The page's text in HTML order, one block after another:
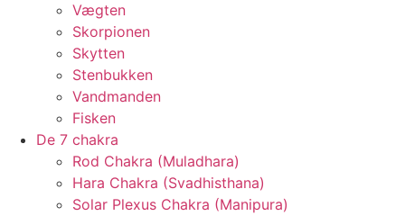
Vægten
Skorpionen
Skytten
Stenbukken
Vandmanden
Fisken
De 7 chakra
Rod Chakra (Muladhara)
Hara Chakra (Svadhisthana)
Solar Plexus Chakra (Manipura)